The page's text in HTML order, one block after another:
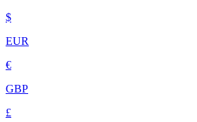
$
EUR
€
GBP
£